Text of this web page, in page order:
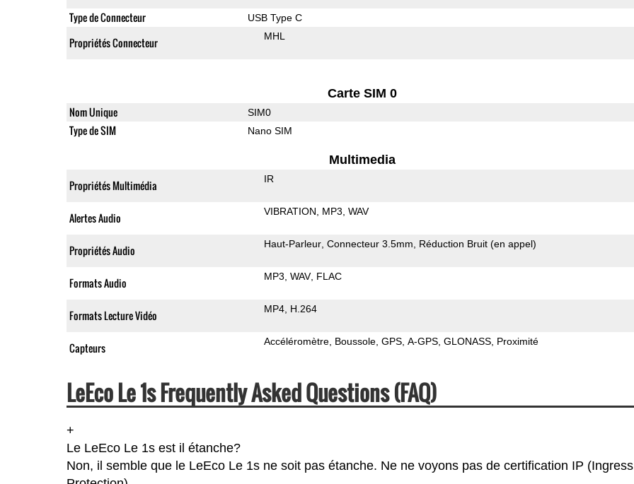
Type de Connecteur USB Type C
Propriétés Connecteur MHL
Carte SIM 0
Nom Unique SIM0
Type de SIM Nano SIM
Multimedia
Propriétés Multimédia IR
Alertes Audio VIBRATION MP3 WAV
Propriétés Audio Haut-Parleur Connecteur 3.5mm Réduction Bruit (en appel)
Formats Audio MP3 WAV FLAC
Formats Lecture Vidéo MP4 H.264
Capteurs Accéléromètre Boussole GPS A-GPS GLONASS Proximité
LeEco Le 1s Frequently Asked Questions (FAQ)
+
Le LeEco Le 1s est il étanche?
Non, il semble que le LeEco Le 1s ne soit pas étanche. Ne ne voyons pas de certification IP (Ingress